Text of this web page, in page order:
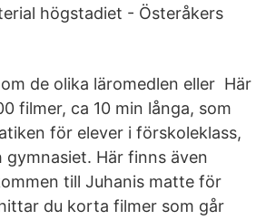
högstadiet - Österåkers
de olika läromedlen eller Här
filmer, ca 10 min långa, som
för elever i förskoleklass,
gymnasiet. Här finns även
till Juhanis matte för
du korta filmer som går